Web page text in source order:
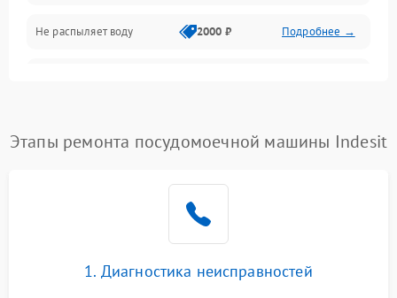
Программное обеспечение
Не распыляет воду 2000 ₽ Подробнее →
воды
1800 ₽ Подробнее →
Проблемы с
Этапы ремонта посудомоечной машины Indesit
1. Диагностика неисправностей